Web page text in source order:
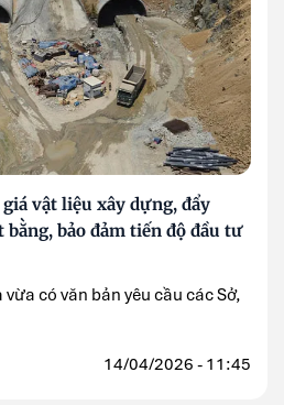
vật liệu xây dựng, đẩy
bảo đảm tiến độ đầu tư
có văn bản yêu cầu các Sở,
14/04/2026 - 11:45